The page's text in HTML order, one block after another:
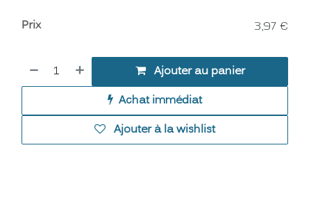
Ajouter au panier
Achat immédiat
Ajouter à la wishlist
Prix 3,97 €